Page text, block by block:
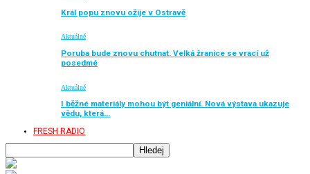
Král popu znovu ožije v Ostravě
Aktuálně
Poruba bude znovu chutnat. Velká žranice se vrací už
posedmé
Aktuálně
I běžné materiály mohou být geniální. Nová výstava ukazuje
vědu, která…
FRESH RADIO